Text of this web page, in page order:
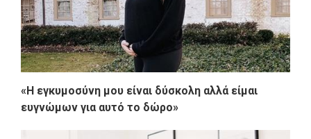
«Η εγκυμοσύνη μου είναι δύσκολη αλλά είμαι
ευγνώμων για αυτό το δώρο»